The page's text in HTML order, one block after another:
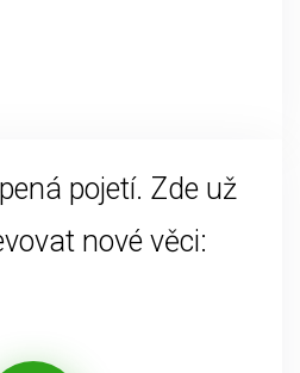
pojetí. Zde už
nové věci: